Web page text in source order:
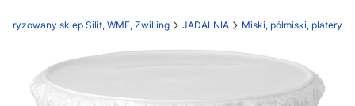
sklep Silit, WMF, Zwilling JADALNIA Miski, półmiski, platery